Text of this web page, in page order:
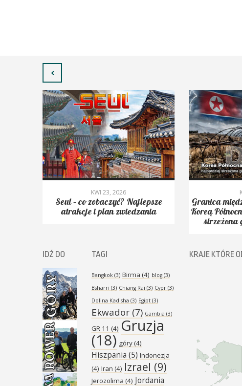
KWI 23, 2026
Seul – co zobaczyć? Najlepsze
atrakcje i plan zwiedzania
Granica
Koreą
strzeżona
IDŹ DO TAGI
Bangkok (3) Birma (4) blog (3)
Bsharri (3) Chiang Rai (3) Cypr (3)
Dolina Kadisha (3) Egipt (3)
Ekwador (7) Gambia (3)
GR 11 (4) Gruzja
(18) góry(4)
Hiszpania (5) Indonezja
(4) Iran (4) Izrael (9)
Jerozolima (4) Jordania
KRAJE KTÓRE